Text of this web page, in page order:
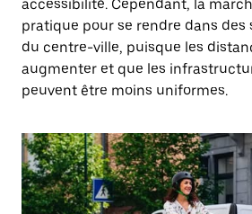
accessibilité. Cependant, la
pratique pour se rendre dans des
du centre-ville, puisque les
augmenter et que les
peuvent être moins uniformes.